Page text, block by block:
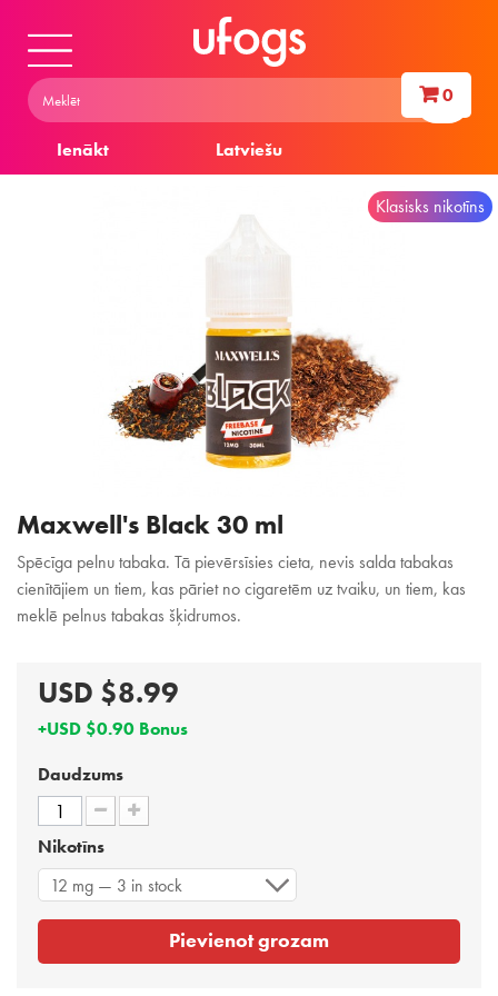
Ienākt Latviešu
0
Maxwell's Black 30 ml
Spēcīga pelnu tabaka. Tā pievērsīsies cieta, nevis salda tabakas
cienītājiem un tiem, kas pāriet no cigaretēm uz tvaiku, un tiem, kas
meklē pelnus tabakas šķidrumos.
USD $8.99
+USD $0.90 Bonus
Klasisks nikotīns
Daudzums
Nikotīns
12 mg — 3 in stock
Pievienot grozam